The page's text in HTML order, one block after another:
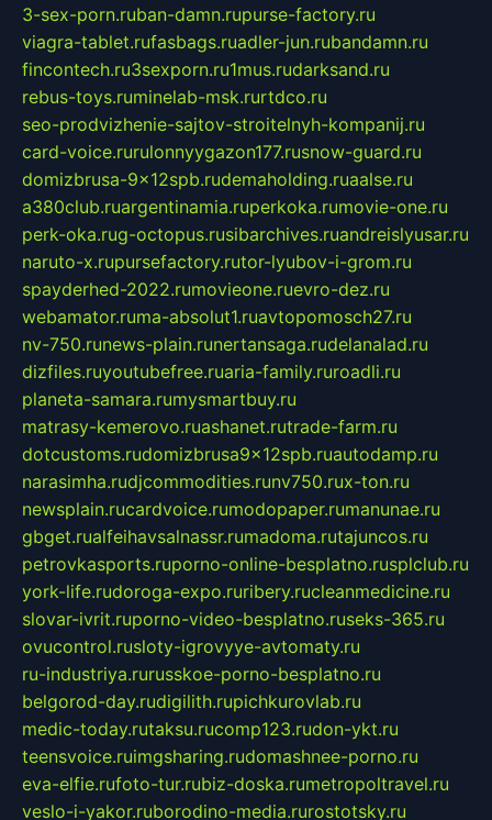
3-sex-porn.ruban-damn.rupurse-factory.ru
viagra-tablet.rufasbags.ruadler-jun.rubandamn.ru
fincontech.ru3sexporn.ru1mus.rudarksand.ru
rebus-toys.ruminelab-msk.rurtdco.ru
seo-prodvizhenie-sajtov-stroitelnyh-kompanij.ru
card-voice.rurulonnyygazon177.rusnow-guard.ru
domizbrusa-9x12spb.rudemaholding.ruaalse.ru
a380club.ruargentinamia.ruperkoka.rumovie-one.ru
perk-oka.rug-octopus.rusibarchives.ruandreislyusar.ru
naruto-x.rupursefactory.rutor-lyubov-i-grom.ru
spayderhed-2022.rumovieone.ruevro-dez.ru
webamator.ruma-absolut1.ruavtopomosch27.ru
nv-750.runews-plain.runertansaga.rudelanalad.ru
dizfiles.ruyoutubefree.ruaria-family.ruroadli.ru
planeta-samara.rumysmartbuy.ru
matrasy-kemerovo.ruashanet.rutrade-farm.ru
dotcustoms.rudomizbrusa9x12spb.ruautodamp.ru
narasimha.rudjcommodities.runv750.rux-ton.ru
newsplain.rucardvoice.rumodopaper.rumanunae.ru
gbget.rualfeihavsalnassr.rumadoma.rutajuncos.ru
petrovkasports.ruporno-online-besplatno.rusplclub.ru
york-life.rudoroga-expo.ruribery.rucleanmedicine.ru
slovar-ivrit.ruporno-video-besplatno.ruseks-365.ru
ovucontrol.rusloty-igrovyye-avtomaty.ru
ru-industriya.rurusskoe-porno-besplatno.ru
belgorod-day.rudigilith.rupichkurovlab.ru
medic-today.rutaksu.rucomp123.rudon-ykt.ru
teensvoice.ruimgsharing.rudomashnee-porno.ru
eva-elfie.rufoto-tur.rubiz-doska.rumetropoltravel.ru
veslo-i-yakor.ruborodino-media.rurostotsky.ru